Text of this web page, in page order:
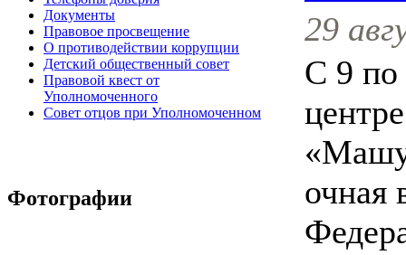
Документы
Правовое просвещение
О противодействии коррупции
Детский общественный совет
Правовой квест от
Уполномоченного
Совет отцов при Уполномоченном
Фотографии
29
С 9 по
очная